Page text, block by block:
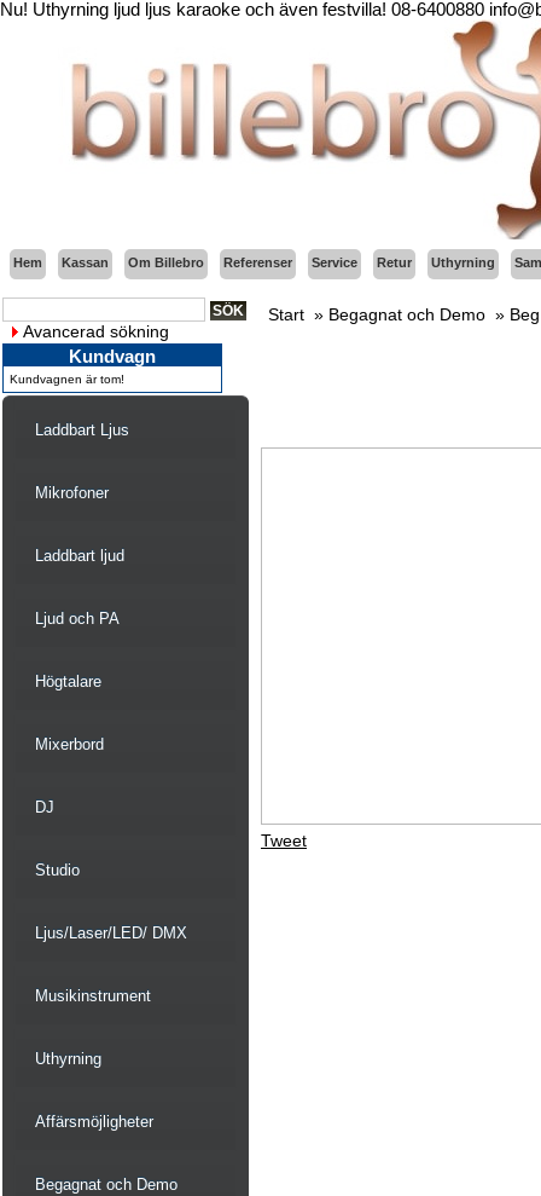
Nu! Uthyrning ljud ljus karaoke och även festvilla! 08-6400880
Hem Kassan Om Billebro Referenser Service Retur Uthyrning
Avancerad sökning
Kundvagn
Kundvagnen är tom!
Laddbart Ljus
Mikrofoner
Laddbart ljud
Ljud och PA
Högtalare
Mixerbord
DJ
Studio
Ljus/Laser/LED/ DMX
Musikinstrument
Uthyrning
Affärsmöjligheter
Begagnat och Demo
Start » Begagnat och Demo »
Tweet